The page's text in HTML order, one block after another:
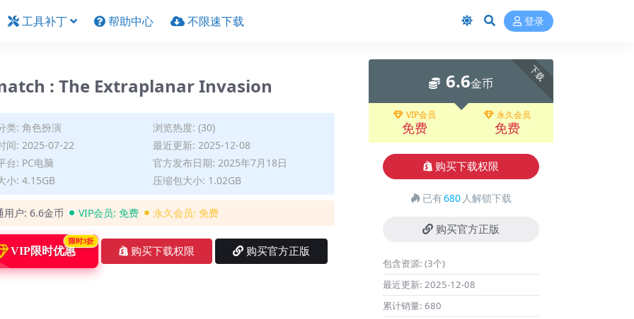
工具补丁 帮助中心 不限速下载 登录
: The Extraplanar Invasion
类: 角色扮演
浏览热度: (30)
间: 2025-07-22
最近更新: 2025-12-08
台: PC电脑
官方发布日期: 2025年7月18日
小: 4.15GB
压缩包大小: 1.02GB
用户: 6.6金币 VIP会员: 免费 永久会员: 免费
VIP限时优惠
限时3折
购买下载权限 购买官方正版
下载
6.6金币
VIP会员
免费
永久会员
免费
购买下载权限
已有680 人解锁下载
购买官方正版
包含资源: (3个)
最近更新: 2025-12-08
累计销量: 680